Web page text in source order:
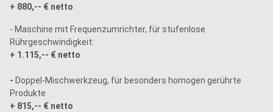
+ 880,-- € netto
- Maschine mit Frequenzumrichter, für stufenlose
Rührgeschwindigkeit:
+ 1.115,-- € netto
- Doppel-Mischwerkzeug, für besonders homogen gerührte
Produkte
+ 815,-- € netto